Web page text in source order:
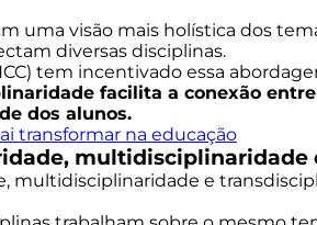
uma visão mais holística dos
diversas disciplinas.
tem incentivado essa
facilita a conexão
dos alunos.
transformar na educação
multidisciplinaridade
multidisciplinaridade e